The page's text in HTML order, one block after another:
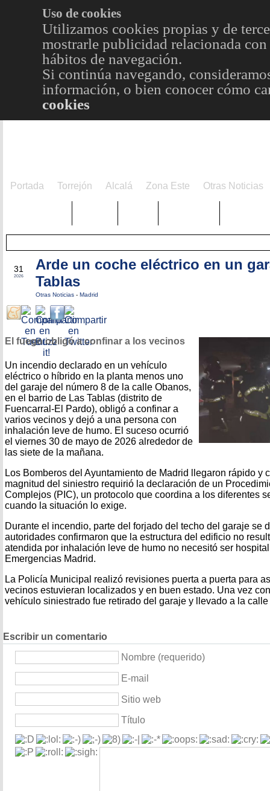
Uso de cookies
Utilizamos cookies propias y de
mostrarle publicidad relacionada
hábitos de navegación.
Si continúa navegando,
información, o bien conocer cómo
cookies
Portada Torrejón Alcalá Zona Este Otras Noticias
31
2026
Arde un coche eléctrico en un
Tablas
Otras Noticias - Madrid
El fuego obligó a confinar a los vecinos
Un incendio declarado en un vehículo
eléctrico o híbrido en la planta menos uno
del garaje del número 8 de la calle Obanos,
en el barrio de Las Tablas (distrito de
Fuencarral-El Pardo), obligó a confinar a
varios vecinos y dejó a una persona con
inhalación leve de humo. El suceso ocurrió
el viernes 30 de mayo de 2026 alrededor de
las siete de la mañana.
Los Bomberos del Ayuntamiento de Madrid llegaron rápido y
magnitud del siniestro requirió la declaración de un
Complejos (PIC), un protocolo que coordina a los diferentes
cuando la situación lo exige.
Durante el incendio, parte del forjado del techo del garaje se
autoridades confirmaron que la estructura del edificio no
atendida por inhalación leve de humo no necesitó ser
Emergencias Madrid.
La Policía Municipal realizó revisiones puerta a puerta para
vecinos estuvieran localizados y en buen estado. Una vez
vehículo siniestrado fue retirado del garaje y llevado a la
Escribir un comentario
Nombre (requerido)
E-mail
Sitio web
Título